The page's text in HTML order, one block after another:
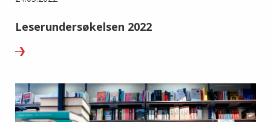
Leserundersøkelsen 2022